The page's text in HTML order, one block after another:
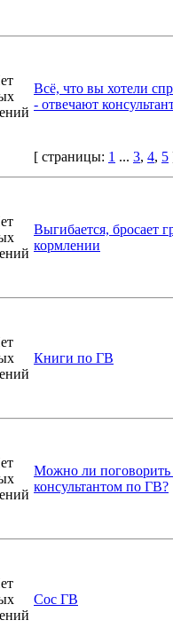
Всё, что вы хотели
- отвечают
[ страницы: 1 ... 3, 4, 5
Выгибается, бросает
кормлении
Книги по ГВ
Можно ли поговорить
консультантом по ГВ?
Сос ГВ